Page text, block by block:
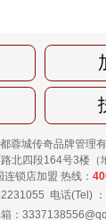
蓉城传奇品牌管理
北四段164号3楼（
连锁店加盟 热线：
电话(Tel)
：